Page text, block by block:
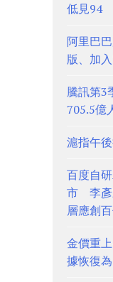
低見94
阿里巴
版、加
騰訊第3
705.5億
滬指午
百度自
市 李彥
層應創
金價重
據恢復